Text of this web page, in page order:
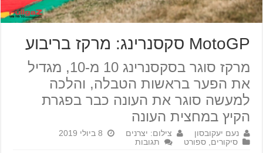
MotoGP סקסנרינג: מרקז בריבוע
מרקז סוגר בסקסנרינג 10 מ-10, מגדיל
את הפער בראשות הטבלה, והלכה
למעשה סוגר את העונה כבר בפגרת
הקיץ במחצית העונה
נעם יעקובסון צילום: יצרנים
8 ביולי 2019
סיקורים ,ספורט תגובות